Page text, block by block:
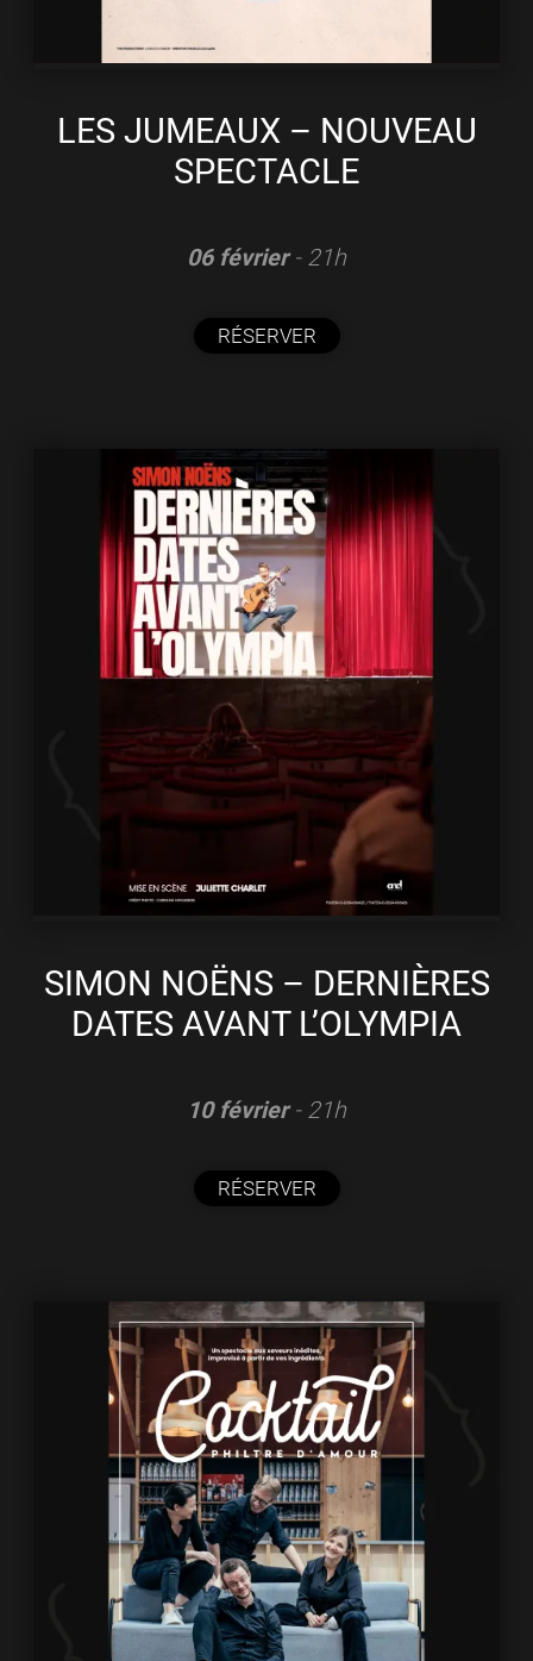
LES JUMEAUX – NOUVEAU
SPECTACLE
06 février- 21h
RÉSERVER
SIMON NOËNS – DERNIÈRES
DATES AVANT L’OLYMPIA
10 février- 21h
RÉSERVER